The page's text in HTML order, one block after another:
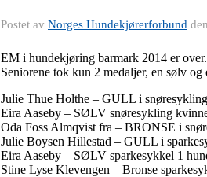
Postet av Norges Hundekjørerforbund den
EM i hundekjøring barmark 2014 er
Seniorene tok kun 2 medaljer, en sølv og
Julie Thue Holthe – GULL i
Eira Aaseby – SØLV snøresykling
Oda Foss Almqvist fra – BRONSE i
Julie Boysen Hillestad – GULL i
Eira Aaseby – SØLV sparkesykkel 1
Stine Lyse Klevengen – Bronse